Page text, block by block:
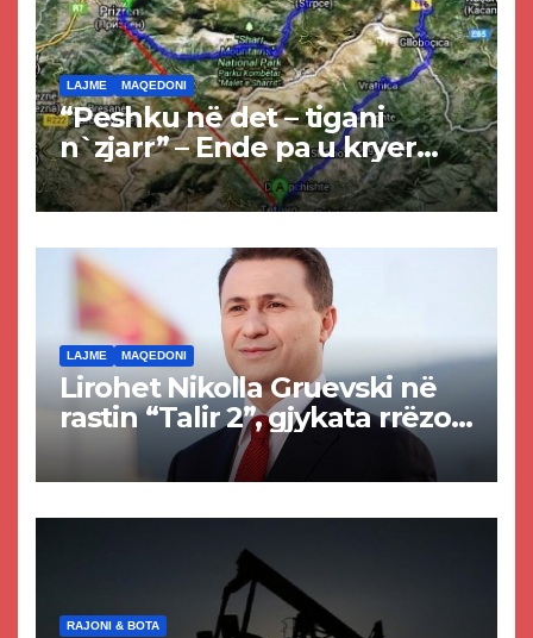
LAJME MAQEDONI
“Peshku në det – tigani
n`zjarr” – Ende pa u kryer
projekti i tunelit, komuna e
Tetovës nis punimet për
LAJME MAQEDONI
Lirohet Nikolla Gruevski në
rastin “Talir 2”, gjykata rrëzon
akuzat për ndërtimin e
paligjshëm të selisë së
RAJONI & BOTA